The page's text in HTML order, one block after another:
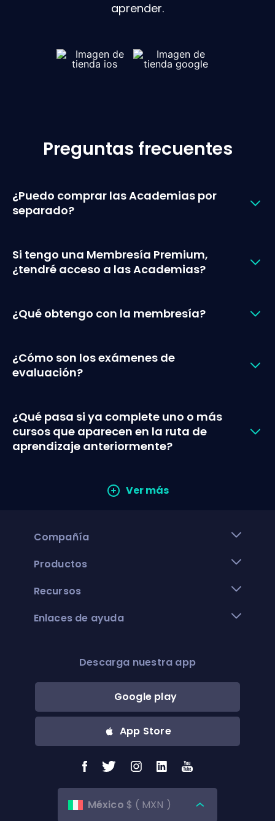
aprender.
Preguntas frecuentes
¿Puedo comprar las Academias por
separado?
Si tengo una Membresía Premium,
¿tendré acceso a las Academias?
¿Qué obtengo con la membresía?
¿Cómo son los exámenes de
evaluación?
¿Qué pasa si ya complete uno o más
cursos que aparecen en la ruta de
aprendizaje anteriormente?
Ver más
Compañía
Productos
Recursos
Enlaces de ayuda
Descarga nuestra app
Google play
App Store
México $ ( MXN )